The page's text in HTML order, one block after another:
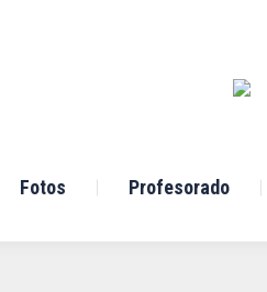
Fotos Profesorado